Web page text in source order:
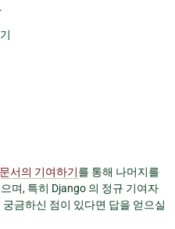
서의 기여하기를 통해 나머지를
며, 특히 Django 의 정규 기여자
금하신 점이 있다면 답을 얻으실